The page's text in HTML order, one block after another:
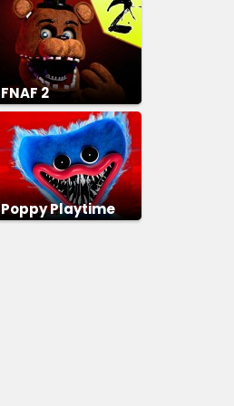
FNAF 2
Poppy Playtime